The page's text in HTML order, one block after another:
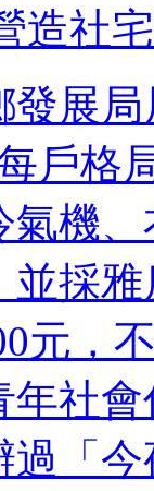
造社宅
發展
戶格
氣機
採
元，
年社
過「